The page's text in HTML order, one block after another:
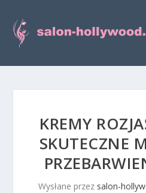
KREMY
SKUTECZNE
Wysłane przez salon-